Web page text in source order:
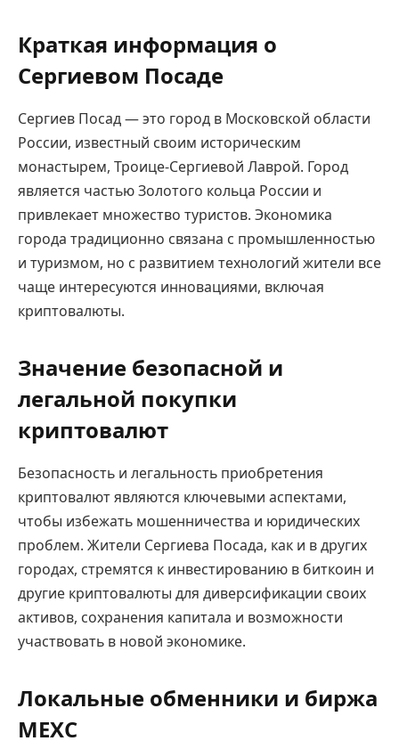
Краткая информация о
Сергиевом Посаде
Сергиев Посад — это город в Московской области
России, известный своим историческим
монастырем, Троице-Сергиевой Лаврой. Город
является частью Золотого кольца России и
привлекает множество туристов. Экономика
города традиционно связана с промышленностью
и туризмом, но с развитием технологий жители все
чаще интересуются инновациями, включая
криптовалюты.
Значение безопасной и
легальной покупки
криптовалют
Безопасность и легальность приобретения
криптовалют являются ключевыми аспектами,
чтобы избежать мошенничества и юридических
проблем. Жители Сергиева Посада, как и в других
городах, стремятся к инвестированию в биткоин и
другие криптовалюты для диверсификации своих
активов, сохранения капитала и возможности
участвовать в новой экономике.
Локальные обменники и биржа
MEXC